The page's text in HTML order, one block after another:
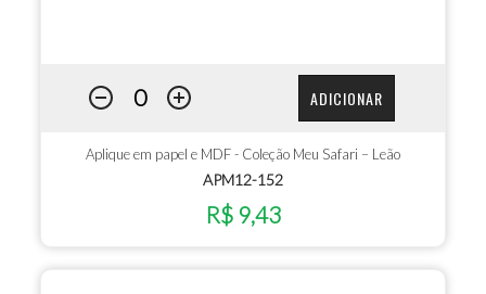
ADICIONAR
Aplique em papel e MDF - Coleção Meu Safari – Leão
APM12-152
R$ 9,43